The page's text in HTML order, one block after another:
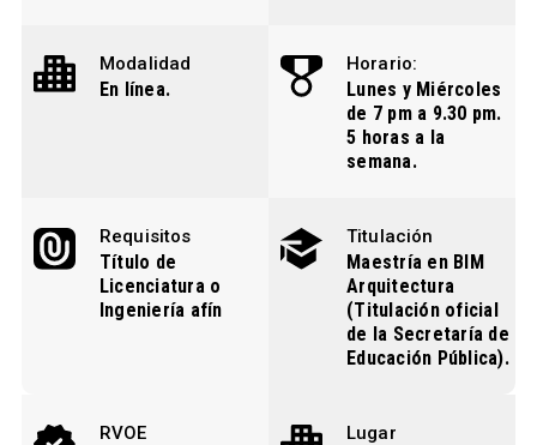
Modalidad
En línea.
Horario:
Lunes y Miércoles
de 7 pm a 9.30 pm.
5 horas a la
semana.
Requisitos
Título de
Licenciatura o
Ingeniería afín
Titulación
Maestría en BIM
Arquitectura
(Titulación oficial
de la Secretaría de
Educación Pública).
RVOE Lugar